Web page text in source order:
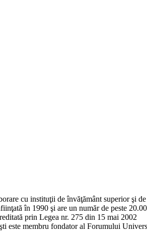
cu instituţii de învăţământ superior şi
în 1990 şi are un număr de peste
prin Legea nr. 275 din 15 mai 2002
este membru fondator al Forumului